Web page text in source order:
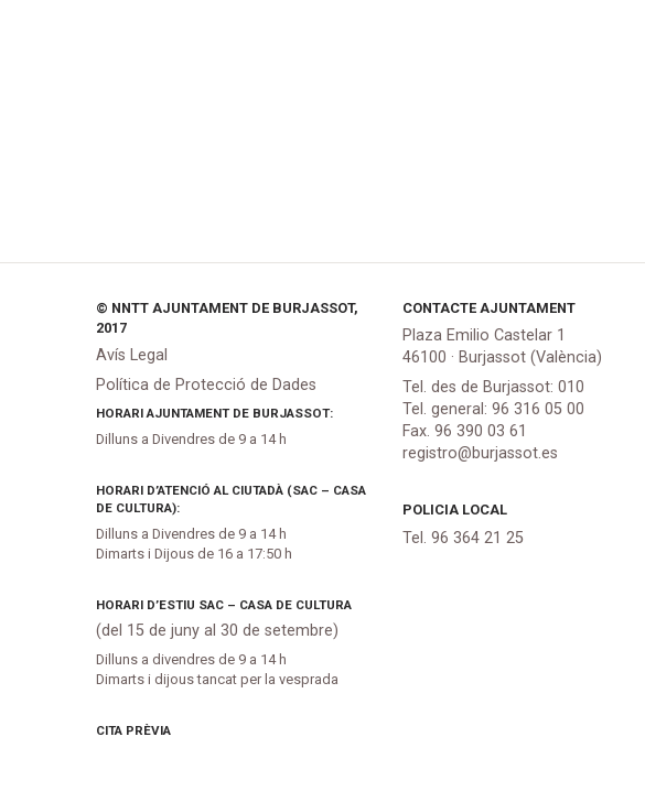
© NNTT AJUNTAMENT DE BURJASSOT,
2017
Avís Legal
Política de Protecció de Dades
HORARI AJUNTAMENT DE BURJASSOT:
Dilluns a Divendres de 9 a 14 h
HORARI D’ATENCIÓ AL CIUTADÀ (SAC – CASA
DE CULTURA):
Dilluns a Divendres de 9 a 14 h
Dimarts i Dijous de 16 a 17:50 h
HORARI D’ESTIU SAC – CASA DE CULTURA
(del 15 de juny al 30 de setembre)
Dilluns a divendres de 9 a 14 h
Dimarts i dijous tancat per la vesprada
CITA PRÈVIA
CONTACTE AJUNTAMENT
Plaza Emilio Castelar 1
46100 · Burjassot (València)
Tel. des de Burjassot: 010
Tel. general: 96 316 05 00
Fax. 96 390 03 61
registro@burjassot.es
POLICIA LOCAL
Tel. 96 364 21 25